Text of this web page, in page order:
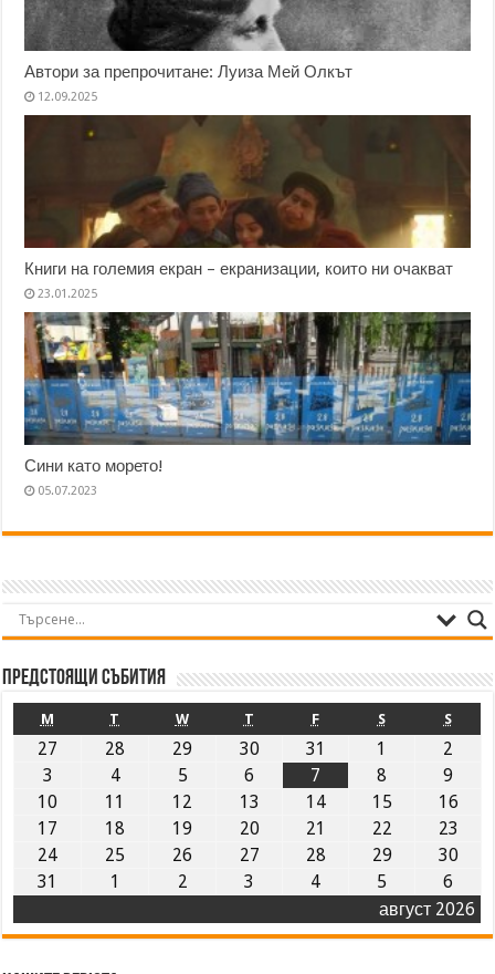
Автори за препрочитане: Луиза Мей Олкът
12.09.2025
Книги на големия екран – екранизации, които ни очакват
23.01.2025
Сини като морето!
05.07.2023
Предстоящи събития
август 2026
M T W T F S S
27 28 29 30 31 1
2
3
4 5 6 7 8
9
10
11 12 13 14 15
16
17
18 19 20 21 22
23
24
25 26 27 28 29
30
31
1 2 3 4 5 6